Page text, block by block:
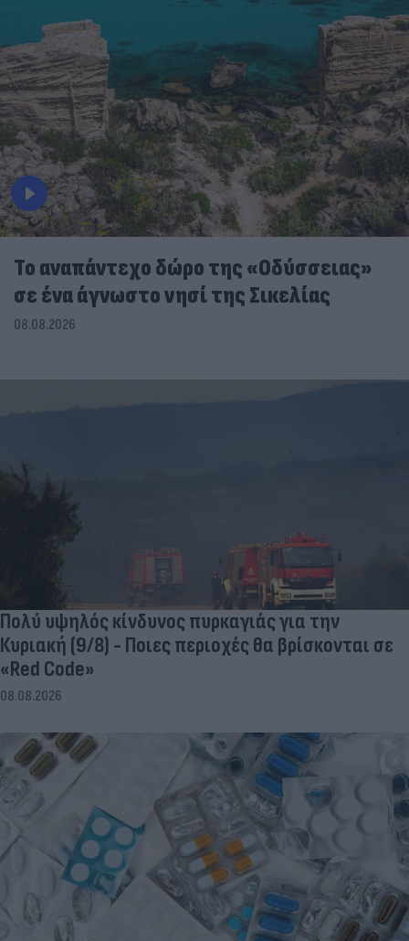
To αναπάντεχο δώρο της «Οδύσσειας»
σε ένα άγνωστο νησί της Σικελίας
08.08.2026
Πολύ υψηλός κίνδυνος πυρκαγιάς για την
Κυριακή (9/8) - Ποιες περιοχές θα βρίσκονται σε
«Red Code»
08.08.2026